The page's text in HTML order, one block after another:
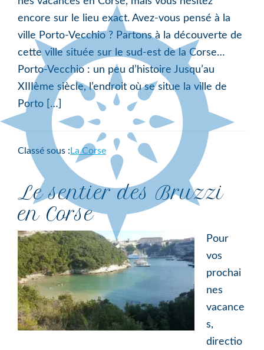
encore sur le lieu exact. Avez-vous pensé à la
ville Porto-Vecchio ? Partons à la découverte de
cette ville située sur le sud-est de la Corse…
Porto-Vecchio : un peu d’histoire Jusqu’au
XIIIème siècle, l’endroit où se situe la ville de
Porto […]
Classé sous : La Corse
Le sentier des Bruzzi
en Corse
Pour
vos
prochai
nes
vacance
s,
directio